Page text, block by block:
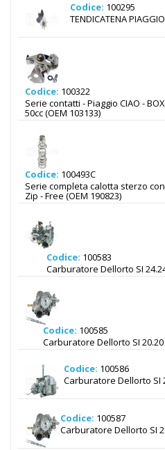
Codice: 100295
TENDICATENA
Codice: 100322
Serie contatti - Piaggio CIAO -
50cc (OEM 103133)
Codice: 100493C
Serie completa calotta sterzo
Zip - Free (OEM 190823)
Codice: 100583
Carburatore Dellorto SI
Codice: 100585
Carburatore Dellorto SI
Codice: 100586
Carburatore Dellorto SI
Codice: 100587
Carburatore Dellorto SI